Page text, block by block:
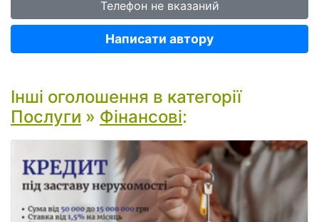
Телефон не вказаний
Написати автору
Інші оголошення в категорії
Послуги » Фінансові: